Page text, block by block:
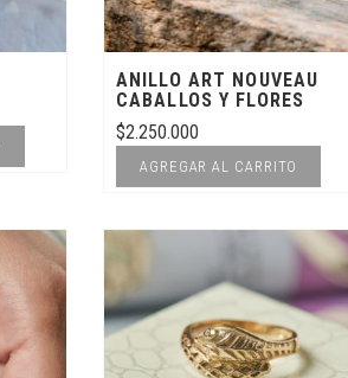
ANILLO ART NOUVEAU
CABALLOS Y FLORES
$2.250.000
AGREGAR AL CARRITO